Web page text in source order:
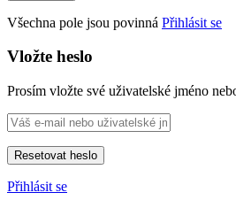
Všechna pole jsou povinná Přihlásit se
Vložte heslo
Prosím vložte své uživatelské jméno
Přihlásit se